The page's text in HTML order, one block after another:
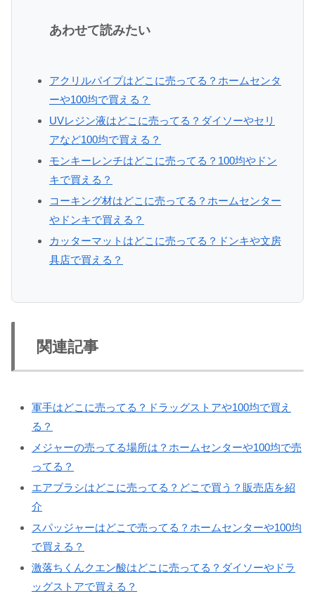
あわせて読みたい
アクリルパイプはどこに売ってる？ホームセンタ
ーや100均で買える？
UVレジン液はどこに売ってる？ダイソーやセリ
アなど100均で買える？
モンキーレンチはどこに売ってる？100均やドン
キで買える？
コーキング材はどこに売ってる？ホームセンター
やドンキで買える？
カッターマットはどこに売ってる？ドンキや文房
具店で買える？
関連記事
軍手はどこに売ってる？ドラッグストアや100均で買え
る？
メジャーの売ってる場所は？ホームセンターや100均で売
ってる？
エアブラシはどこに売ってる？どこで買う？販売店を紹
介
スパッジャーはどこで売ってる？ホームセンターや100均
で買える？
激落ちくんクエン酸はどこに売ってる？ダイソーやドラ
ッグストアで買える？